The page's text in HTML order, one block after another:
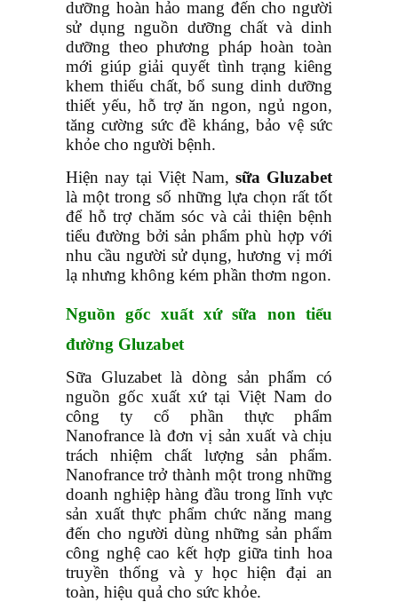
dưỡng hoàn hảo mang đến cho người
sử dụng nguồn dưỡng chất và dinh
dưỡng theo phương pháp hoàn toàn
mới giúp giải quyết tình trạng kiêng
khem thiếu chất, bổ sung dinh dưỡng
thiết yếu, hỗ trợ ăn ngon, ngủ ngon,
tăng cường sức đề kháng, bảo vệ sức
khỏe cho người bệnh.
Hiện nay tại Việt Nam, sữa Gluzabet
là một trong số những lựa chọn rất tốt
để hỗ trợ chăm sóc và cải thiện bệnh
tiểu đường bởi sản phẩm phù hợp với
nhu cầu người sử dụng, hương vị mới
lạ nhưng không kém phần thơm ngon.
Nguồn gốc xuất xứ sữa non tiểu
đường Gluzabet
Sữa Gluzabet là dòng sản phẩm có
nguồn gốc xuất xứ tại Việt Nam do
công ty cổ phần thực phẩm
Nanofrance là đơn vị sản xuất và chịu
trách nhiệm chất lượng sản phẩm.
Nanofrance trở thành một trong những
doanh nghiệp hàng đầu trong lĩnh vực
sản xuất thực phẩm chức năng mang
đến cho người dùng những sản phẩm
công nghệ cao kết hợp giữa tinh hoa
truyền thống và y học hiện đại an
toàn, hiệu quả cho sức khỏe.